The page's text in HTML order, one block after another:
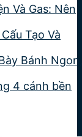
Và Gas: Nên
Tạo Và
Bánh Ngon,
4 cánh bền